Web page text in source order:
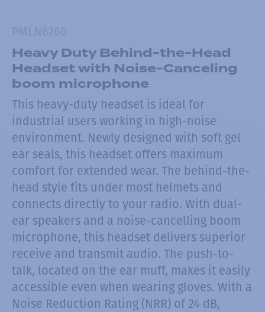
Heavy Duty Behind-the-Head
Headset with Noise-Canceling
boom microphone
This heavy-duty headset is ideal for
industrial users working in high-noise
environment. Newly designed with soft gel
ear seals, this headset offers maximum
comfort for extended wear. The behind-the-
head style fits under most helmets and
connects directly to your radio. With dual-
ear speakers and a noise-cancelling boom
microphone, this headset delivers superior
receive and transmit audio. The push-to-
talk, located on the ear muff, makes it easily
accessible even when wearing gloves. With a
Noise Reduction Rating (NRR) of 24 dB,